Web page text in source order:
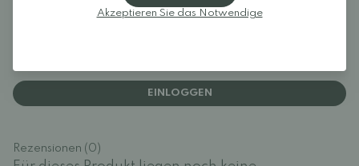
Rezensionen
Melden Sie sich an und bewerten Sie das Produkt.
EINLOGGEN
Rezensionen (0)
Akzeptieren Sie das Notwendige